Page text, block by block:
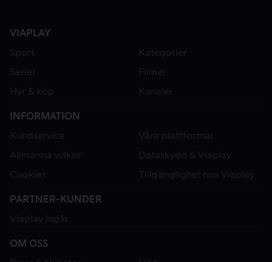
VIAPLAY
Sport
Kategorier
Serier
Filmer
Hyr & köp
Kanaler
INFORMATION
Kundservice
Våra plattformar
Allmänna villkor
Dataskydd & Viaplay
Cookies
Tillgänglighet hos Viaplay
PARTNER-KUNDER
Viaplay ingår
OM OSS